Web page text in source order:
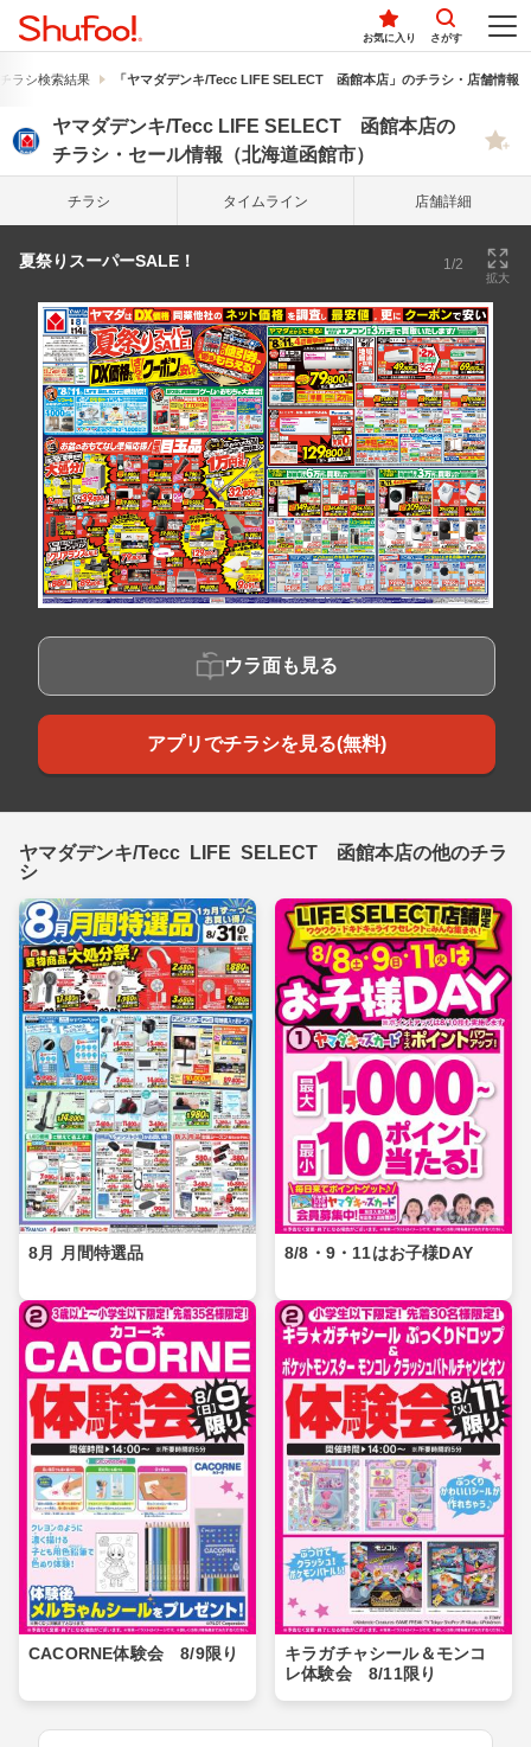
お気に入り さがす
ラシ検索結果 「ヤマダデンキ/Tecc LIFE SELECT 函館本店」のチラシ・店舗情報
ヤマダデンキ/Tecc LIFE SELECT 函館本店の
チラシ・セール情報（北海道函館市）
チラシ タイム ライン 店舗詳細
夏祭りスーパーSALE！ 1/2
拡大
ウラ面も見る
アプリでチラシを見る(無料)
ヤマダデンキ/Tecc LIFE SELECT 函館本店の他のチラ
シ
8月 月間特選品 8/8・9・11はお子様DAY
CACORNE体験会 8/9限り
キラガチャシール＆モンコ
レ体験会 8/11限り